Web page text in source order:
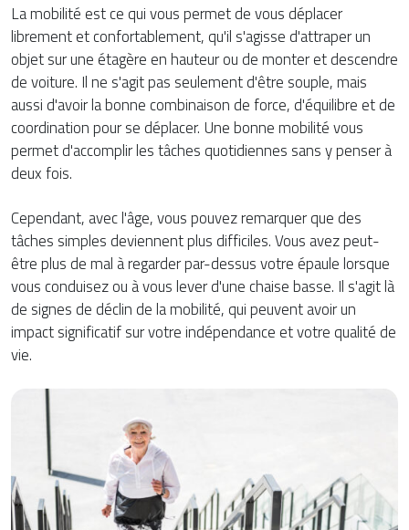
La mobilité est ce qui vous permet de vous déplacer
librement et confortablement, qu'il s'agisse d'attraper un
objet sur une étagère en hauteur ou de monter et descendre
de voiture. Il ne s'agit pas seulement d'être souple, mais
aussi d'avoir la bonne combinaison de force, d'équilibre et de
coordination pour se déplacer. Une bonne mobilité vous
permet d'accomplir les tâches quotidiennes sans y penser à
deux fois.
Cependant, avec l'âge, vous pouvez remarquer que des
tâches simples deviennent plus difficiles. Vous avez peut-
être plus de mal à regarder par-dessus votre épaule lorsque
vous conduisez ou à vous lever d'une chaise basse. Il s'agit là
de signes de déclin de la mobilité, qui peuvent avoir un
impact significatif sur votre indépendance et votre qualité de
vie.